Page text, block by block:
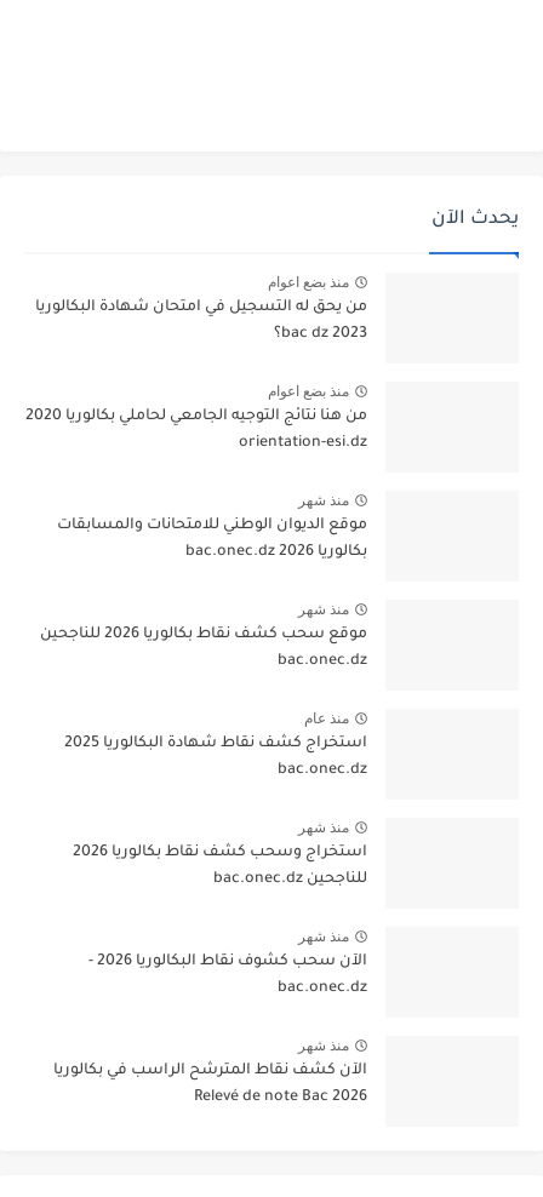
يحدث الآن
منذ بضع اعوام
من يحق له التسجيل في امتحان شهادة البكالوريا
bac dz 2023؟
منذ بضع اعوام
من هنا نتائج التوجيه الجامعي لحاملي بكالوريا 2020
orientation-esi.dz
منذ شهر
موقع الديوان الوطني للامتحانات والمسابقات
بكالوريا 2026 bac.onec.dz
منذ شهر
موقع سحب كشف نقاط بكالوريا 2026 للناجحين
bac.onec.dz
منذ عام
استخراج كشف نقاط شهادة البكالوريا 2025
bac.onec.dz
منذ شهر
استخراج وسحب كشف نقاط بكالوريا 2026
للناجحين bac.onec.dz
منذ شهر
الآن سحب كشوف نقاط البكالوريا 2026 -
bac.onec.dz
منذ شهر
الآن كشف نقاط المترشح الراسب في بكالوريا
2026 Relevé de note Bac